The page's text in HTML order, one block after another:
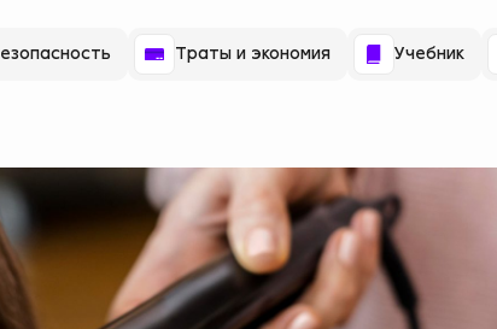
Траты и экономия Учебник